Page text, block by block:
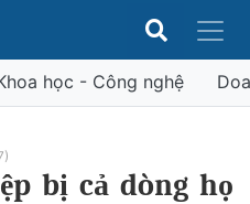
học - Công nghệ
bị cả dòng họ